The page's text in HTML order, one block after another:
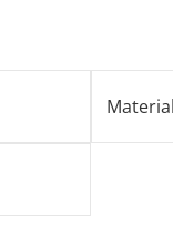
Material